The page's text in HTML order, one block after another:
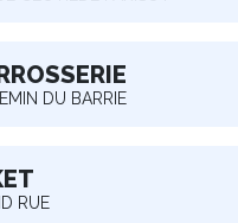
DU BARRIE
RUE